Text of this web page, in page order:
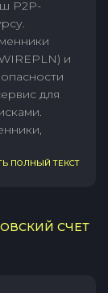
P2P-
и
для
ПОЛНЫЙ ТЕКСТ
СЧЕТ